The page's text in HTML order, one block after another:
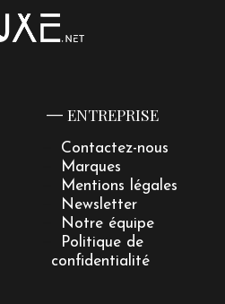
ENTREPRISE
Contactez-nous
Marques
Mentions légales
Newsletter
Notre équipe
Politique de
confidentialité